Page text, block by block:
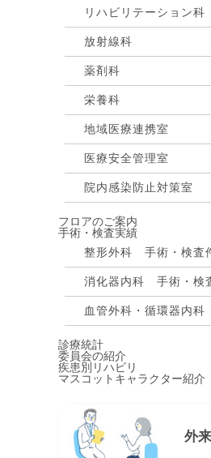
リハビリテーション科
放射線科
薬剤科
栄養科
地域医療連携室
医療安全管理室
院内感染防止対策室
フロアのご案内
手術・検査実績
整形外科 手術・検査
消化器内科 手術・検
血管外科・循環器内
診療統計
委員会の紹介
疾患別リハビリ
マスコットキャラクター紹介
外